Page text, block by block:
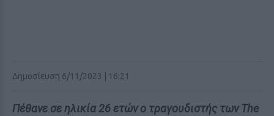
Δημοσίευση 6/11/2023 | 16:21
Πέθανε σε ηλικία 26 ετών ο τραγουδιστής των The